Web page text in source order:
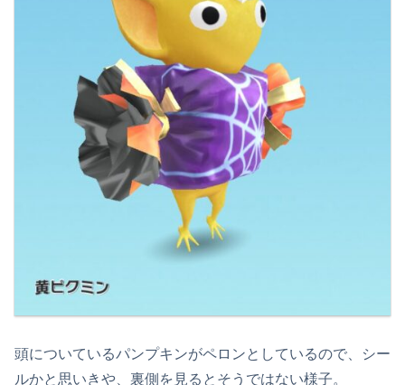
頭についているパンプキンがペロンとしているので、シー
ルかと思いきや、裏側を見るとそうではない様子。